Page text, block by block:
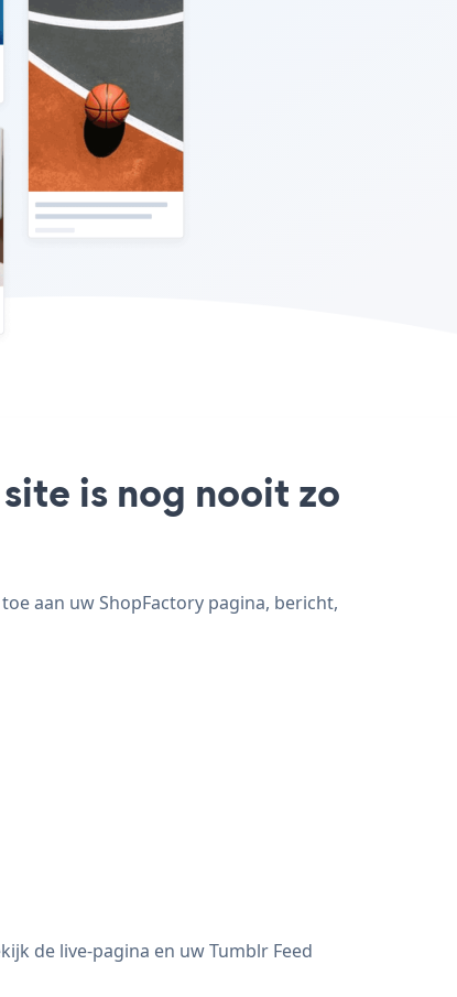
is nog nooit zo
aan uw ShopFactory pagina, bericht,
de live-pagina en uw Tumblr Feed